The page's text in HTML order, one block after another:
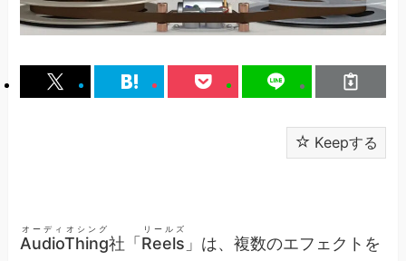
Keepする
AudioThing
オーディオシング
社「 Reels
リールズ
」は、複数のエフェクトを